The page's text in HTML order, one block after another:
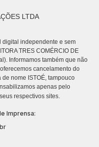
LTDA
digital independente e sem
TRES COMÉRCIO DE
Informamos também que não
cancelamento do
nome ISTOÉ, tampouco
apenas pelo
respectivos sites.
Imprensa: